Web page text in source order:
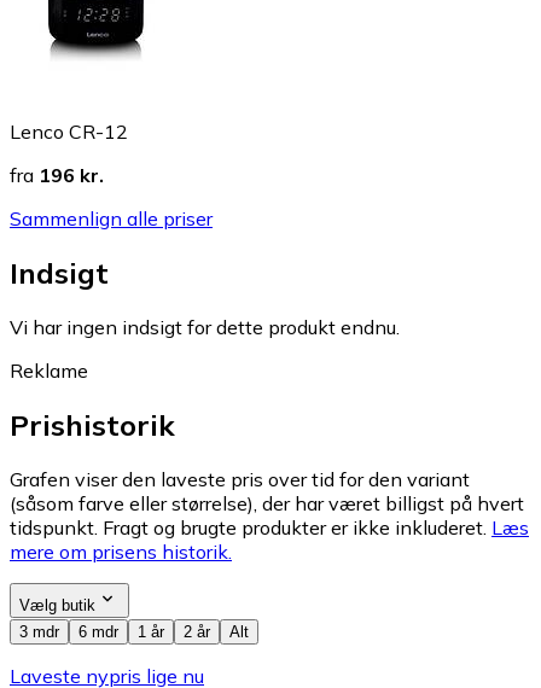
Lenco CR-12
fra 196 kr.
Sammenlign alle priser
Indsigt
Vi har ingen indsigt for dette produkt endnu.
Reklame
Prishistorik
Grafen viser den laveste pris over tid for den variant
(såsom farve eller størrelse), der har været billigst på hvert
tidspunkt. Fragt og brugte produkter er ikke inkluderet. Læs
mere om prisens historik.
Vælg butik
3 mdr
6 mdr 1 år 2 år Alt
Laveste nypris lige nu